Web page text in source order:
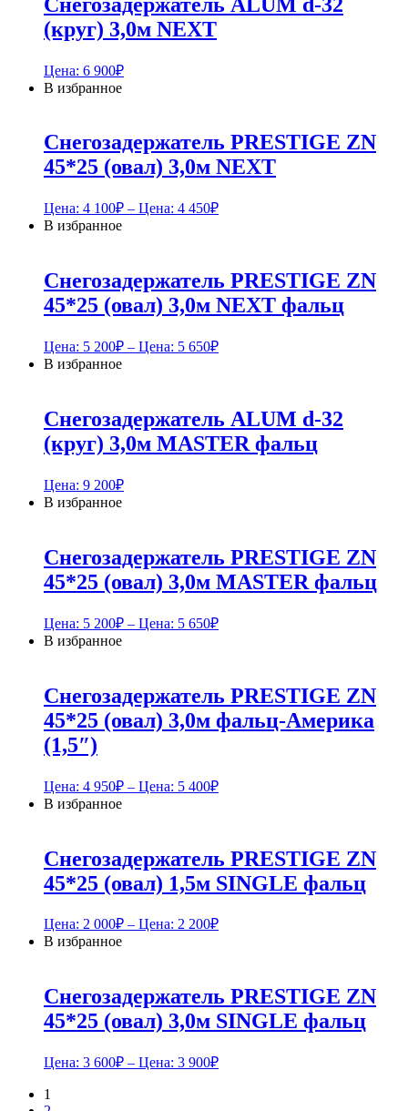
(круг) 3,0м NEXT
Цена: 6 900₽
В избранное
Снегозадержатель PRESTIGE ZN
45*25 (овал) 3,0м NEXT
Цена: 4 100₽ – Цена: 4 450₽
В избранное
Снегозадержатель PRESTIGE ZN
45*25 (овал) 3,0м NEXT фальц
Цена: 5 200₽ – Цена: 5 650₽
В избранное
Снегозадержатель ALUM d-32
(круг) 3,0м MASTER фальц
Цена: 9 200₽
В избранное
Снегозадержатель PRESTIGE ZN
45*25 (овал) 3,0м MASTER фальц
Цена: 5 200₽ – Цена: 5 650₽
В избранное
Снегозадержатель PRESTIGE ZN
45*25 (овал) 3,0м фальц-Америка
(1,5″)
Цена: 4 950₽ – Цена: 5 400₽
В избранное
Снегозадержатель PRESTIGE ZN
45*25 (овал) 1,5м SINGLE фальц
Цена: 2 000₽ – Цена: 2 200₽
В избранное
Снегозадержатель PRESTIGE ZN
45*25 (овал) 3,0м SINGLE фальц
Цена: 3 600₽ – Цена: 3 900₽
1